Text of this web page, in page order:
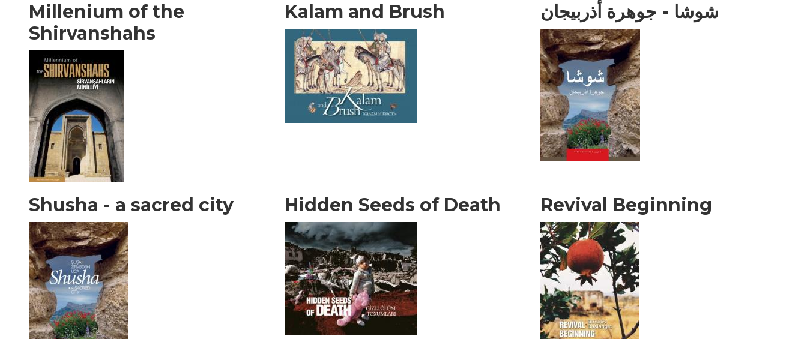
شوشا - جوهرة أذربيجان Kalam and Brush
Millenium of the
Shirvanshahs
Revival Beginning
Hidden Seeds of Death
Shusha - a sacred city